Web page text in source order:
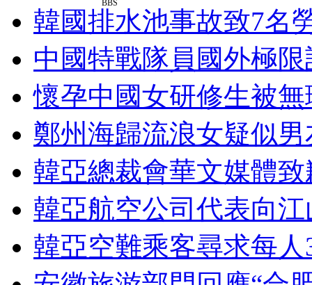
韓國排水池事故致7名
中國特戰隊員國外極
懷孕中國女研修生被
鄭州海歸流浪女疑似
韓亞總裁會華文媒體
韓亞航空公司代表向
韓亞空難乘客尋求每